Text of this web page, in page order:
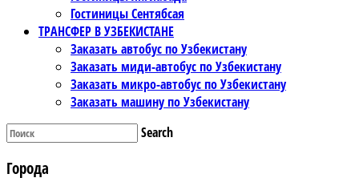
Гостиницы Сентябсая
ТРАНСФЕР В УЗБЕКИСТАНЕ
Заказать автобус по Узбекистану
Заказать миди-автобус по Узбекистану
Заказать микро-автобус по Узбекистану
Заказать машину по Узбекистану
Search
Города